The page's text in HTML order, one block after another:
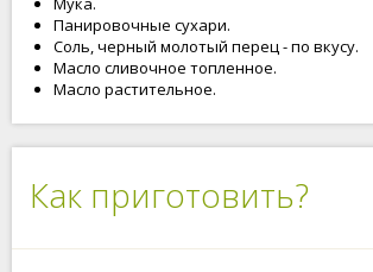
Панировочные сухари.
Соль, черный молотый перец - по вкусу.
Масло сливочное топленное.
Масло растительное.
Как приготовить?